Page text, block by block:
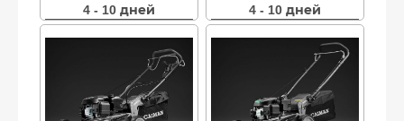
4 - 10 дней
4 - 10 дней